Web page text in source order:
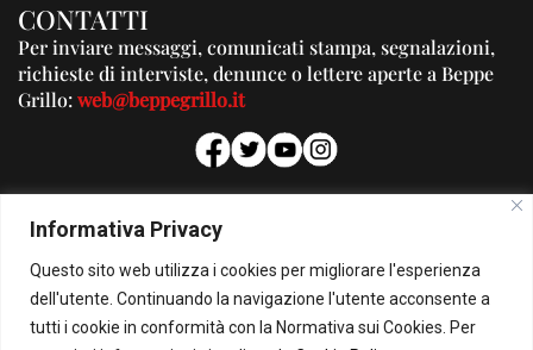
Informativa Privacy
Questo sito web utilizza i cookies per migliorare l'esperienza
dell'utente. Continuando la navigazione l'utente acconsente a
tutti i cookie in conformità con la Normativa sui Cookies. Per
CONTATTI
Per inviare messaggi, comunicati stampa, segnalazioni,
richieste di interviste, denunce o lettere aperte a Beppe
Grillo:web@beppegrillo.it
PUBBLICITA'
Per la tua pubblicità su questo Blog:
pubblicita@beppegrillo.it